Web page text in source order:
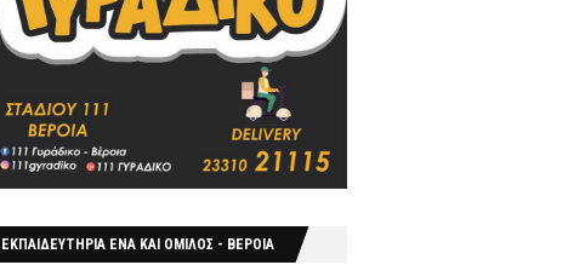
ΕΚΠΑΙΔΕΥΤΗΡΙΑ ΕΝΑ ΚΑΙ ΟΜΙΛΟΣ - ΒΕΡΟΙΑ